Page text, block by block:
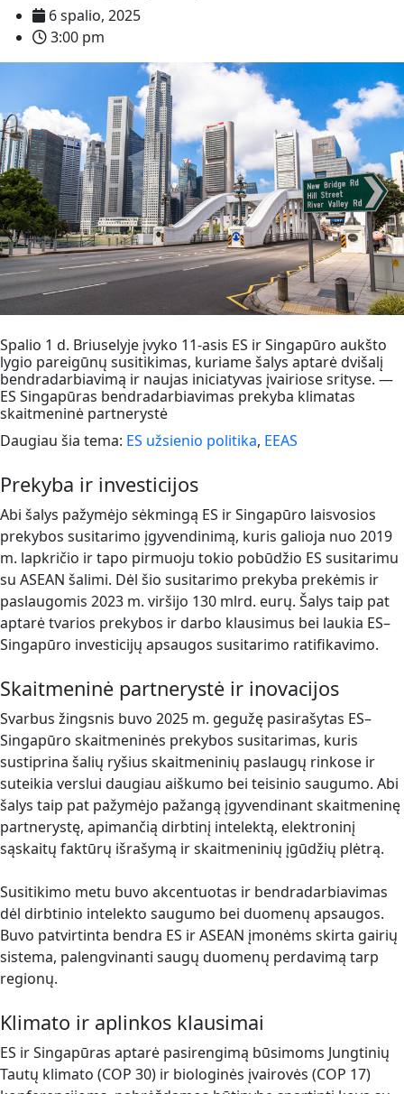
6 spalio, 2025
3:00 pm
Spalio 1 d. Briuselyje įvyko 11-asis ES ir Singapūro aukšto
lygio pareigūnų susitikimas, kuriame šalys aptarė dvišalį
bendradarbiavimą ir naujas iniciatyvas įvairiose srityse. —
ES Singapūras bendradarbiavimas prekyba klimatas
skaitmeninė partnerystė
Daugiau šia tema: ES užsienio politika, EEAS
Prekyba ir investicijos
Abi šalys pažymėjo sėkmingą ES ir Singapūro laisvosios
prekybos susitarimo įgyvendinimą, kuris galioja nuo 2019
m. lapkričio ir tapo pirmuoju tokio pobūdžio ES susitarimu
su ASEAN šalimi. Dėl šio susitarimo prekyba prekėmis ir
paslaugomis 2023 m. viršijo 130 mlrd. eurų. Šalys taip pat
aptarė tvarios prekybos ir darbo klausimus bei laukia ES–
Singapūro investicijų apsaugos susitarimo ratifikavimo.
Skaitmeninė partnerystė ir inovacijos
Svarbus žingsnis buvo 2025 m. gegužę pasirašytas ES–
Singapūro skaitmeninės prekybos susitarimas, kuris
sustiprina šalių ryšius skaitmeninių paslaugų rinkose ir
suteikia verslui daugiau aiškumo bei teisinio saugumo. Abi
šalys taip pat pažymėjo pažangą įgyvendinant skaitmeninę
partnerystę, apimančią dirbtinį intelektą, elektroninį
sąskaitų faktūrų išrašymą ir skaitmeninių įgūdžių plėtrą.
Susitikimo metu buvo akcentuotas ir bendradarbiavimas
dėl dirbtinio intelekto saugumo bei duomenų apsaugos.
Buvo patvirtinta bendra ES ir ASEAN įmonėms skirta gairių
sistema, palengvinanti saugų duomenų perdavimą tarp
regionų.
Klimato ir aplinkos klausimai
ES ir Singapūras aptarė pasirengimą būsimoms Jungtinių
Tautų klimato (COP 30) ir biologinės įvairovės (COP 17)